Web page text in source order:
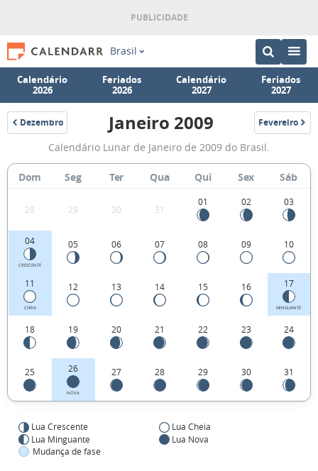
Brasil
Calendário
2026
Feriados
2026
Calendário
2027
Feriados
2027
Dezembro
2008
Fases
da
Lua
Janeiro
2009
Janeiro 2009 Fevereiro
2009
Calendário Lunar de Janeiro de 2009 do Brasil.
Dom Seg Ter Qua Qui Sex Sáb
28 29 30 31
01 02 03
04
CRESCENTE
05 06 07 08 09 10
11
CHEIA
12 13 14 15 16 17
MINGUANTE
18 19 20 21 22 23 24
25 26
NOVA
27 28 29 30 31
Lua Crescente
Lua Cheia
Lua Minguante
Lua Nova
Mudança de fase